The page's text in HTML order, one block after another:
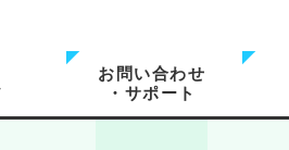
お問い合わせ
・サポート